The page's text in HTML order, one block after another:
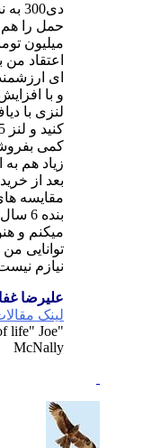
میلیون
ای
و با
لنزی با
کمی
زیاد هم
بعد از
مقایسه
میکنم و
توانایی
نیازم
علیرضا
لینک
life" Joe
McNally